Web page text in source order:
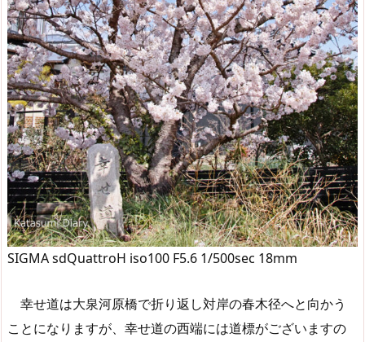
SIGMA sdQuattroH iso100 F5.6 1/500sec 18mm
幸せ道は大泉河原橋で折り返し対岸の春木径へと向かう
ことになりますが、幸せ道の西端には道標がございますの